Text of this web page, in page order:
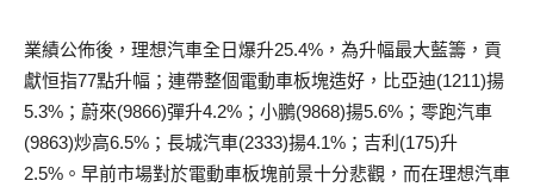
業績公佈後，理想汽車全日爆升25.4%，為升幅最大藍籌，貢
獻恒指77點升幅；連帶整個電動車板塊造好，比亞迪(1211)揚
5.3%；蔚來(9866)彈升4.2%；小鵬(9868)揚5.6%；零跑汽車
(9863)炒高6.5%；長城汽車(2333)揚4.1%；吉利(175)升
2.5%。早前市場對於電動車板塊前景十分悲觀，而在理想汽車